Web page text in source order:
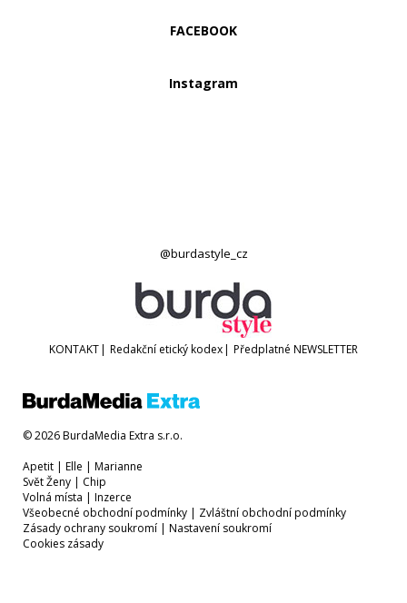
FACEBOOK
Instagram
@burdastyle_cz
KONTAKT| Redakční etický kodex| Předplatné NEWSLETTER
© 2026 BurdaMedia Extra s.r.o.
Apetit | Elle | Marianne
Svět Ženy | Chip
Volná místa | Inzerce
Všeobecné obchodní podmínky | Zvláštní obchodní podmínky
Zásady ochrany soukromí | Nastavení soukromí
Cookies zásady